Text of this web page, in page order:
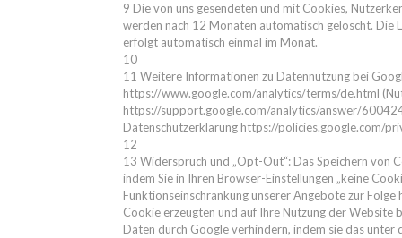
9 Die von uns gesendeten und mit Cookies,
werden nach 12 Monaten automatisch gelöscht. Die
erfolgt automatisch einmal im Monat.
10
11 Weitere Informationen zu Datennutzung bei
https://www.google.com/analytics/terms/de.html
https://support.google.com/analytics/answer/
Datenschutzerklärung https://policies.google.com/
12
13 Widerspruch und „Opt-Out“: Das Speichern von
indem Sie in Ihren Browser-Einstellungen „keine
Funktionseinschränkung unserer Angebote zur
Cookie erzeugten und auf Ihre Nutzung der Website
Daten durch Google verhindern, indem sie das